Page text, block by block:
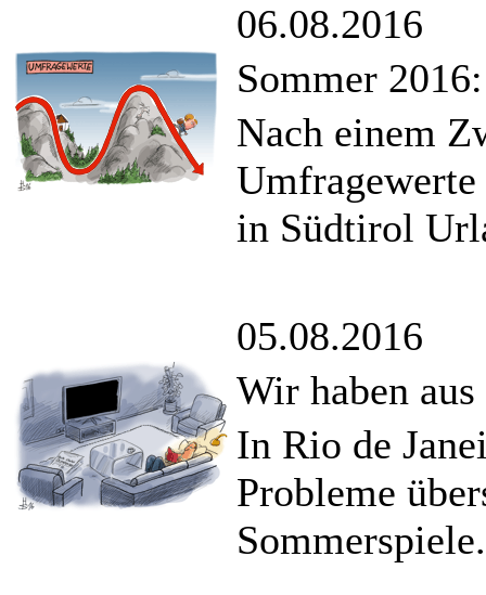
06.08.2016
Sommer
Nach einem
in Südtirol
05.08.2016
Wir haben
In Rio de
Probleme
Sommerspiele.